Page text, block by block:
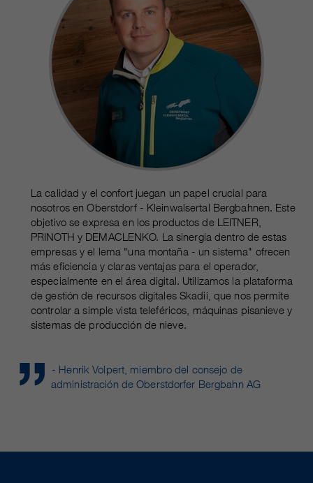
La calidad y el confort juegan un papel crucial para
nosotros en Oberstdorf - Kleinwalsertal Bergbahnen. Este
objetivo se expresa en los productos de LEITNER,
PRINOTH y DEMACLENKO. La sinergia dentro de estas
empresas y el lema "una montaña - un sistema" ofrecen
más eficiencia y claras ventajas para el operador,
especialmente en el área digital. Utilizamos la plataforma
de gestión de recursos digitales Skadii, que nos permite
controlar a simple vista teleféricos, máquinas pisanieve y
sistemas de producción de nieve.
- Henrik Volpert, miembro del consejo de
administración de Oberstdorfer Bergbahn AG